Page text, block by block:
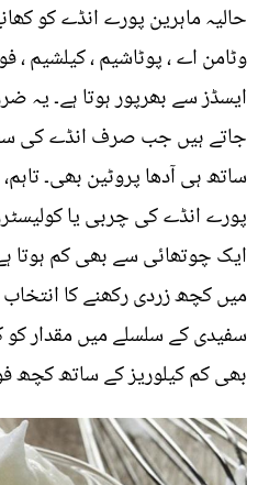
حالیہ ماہرین پورے انڈے کو
وٹامن اے ، پوٹاشیم ، کیلشیم ،
ایسڈز سے بھرپور ہوتا ہے۔ یہ
جاتے ہیں جب صرف انڈے کی
ساتھ ہی آدھا پروٹین بھی۔
پورے انڈے کی چربی یا
ایک چوتھائی سے بھی کم ہوتا
میں کچھ زردی رکھنے کا
سفیدی کے سلسلے میں مقدار
بھی کم کیلوریز کے ساتھ کچھ